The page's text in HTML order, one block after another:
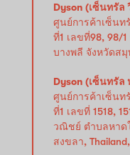
Dyson (เซ็นทรัล
ศูนย์การค้าเซ็นท
ที่1 เลขที่98, 98/
บางพลี จังหวัดสมุ
Dyson (เซ็นทรัล
ศูนย์การค้าเซ็นท
ที่1 เลขที่ 1518,
วณิชย์ ตำบลหาด
สงขลา,